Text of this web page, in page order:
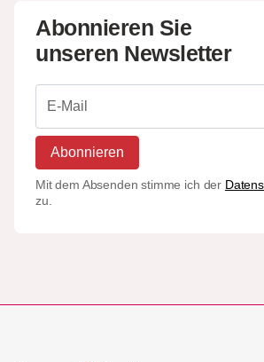
Abonnieren Sie
unseren Newsletter
Abonnieren
Mit dem Absenden stimme ich der
zu.